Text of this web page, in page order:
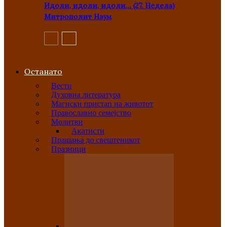
Идоли, идоли, идоли… (27. Недела)
Митрополит Наум
Останато
Вести
Духовна литература
Магиски пристап на животот
Православно семејство
Молитви
Акатисти
Прашања до свештеникот
Празници